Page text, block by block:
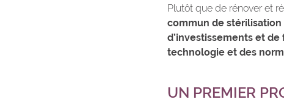
Plutôt que de rénover et
commun de
d’investissements et
technologie et des
UN PREMIER